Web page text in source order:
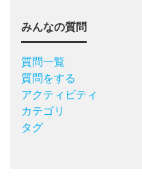
みんなの質問
質問一覧
質問をする
アクティビティ
カテゴリ
タグ